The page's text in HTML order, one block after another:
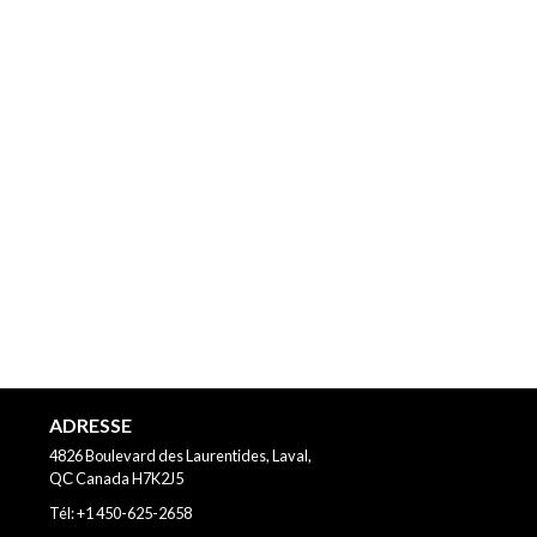
ADRESSE
4826 Boulevard des Laurentides, Laval,
QСCanadaH7K2J5
Tél:+1 450-625-2658